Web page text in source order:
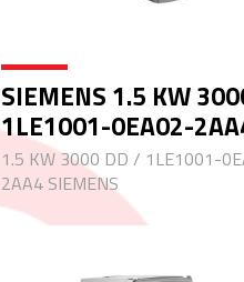
SIEMENS 1.5 KW
1LE1001-0EA02-
1.5 KW 3000 DD / 1LE1001-
2AA4 SIEMENS